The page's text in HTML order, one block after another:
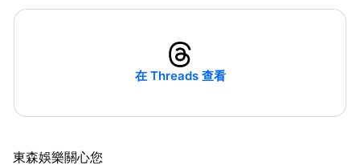
在 Threads 查看
東森娛樂關心您